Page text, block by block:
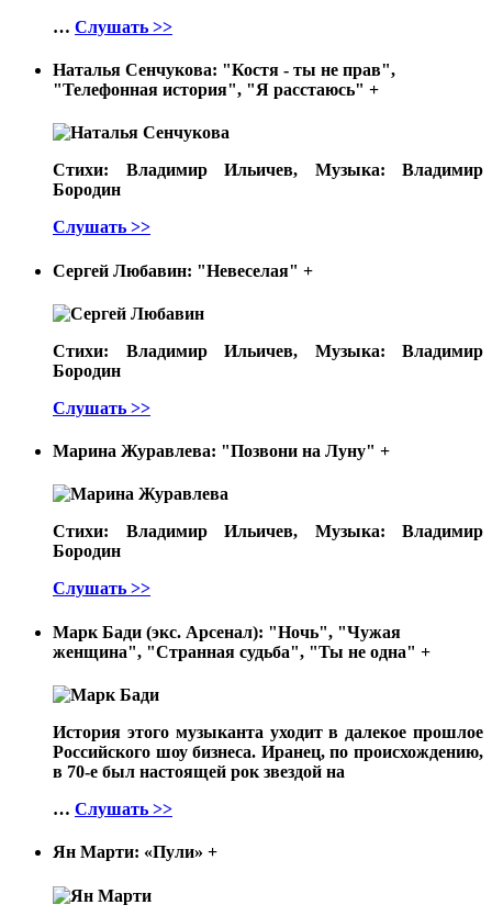
… Слушать >>
Наталья Сенчукова: "Костя - ты не прав",
"Телефонная история", "Я расстаюсь" +
Стихи: Владимир Ильичев, Музыка: Владимир
Бородин
Слушать >>
Сергей Любавин: "Невеселая" +
Стихи: Владимир Ильичев, Музыка: Владимир
Бородин
Слушать >>
Марина Журавлева: "Позвони на Луну" +
Стихи: Владимир Ильичев, Музыка: Владимир
Бородин
Слушать >>
Марк Бади (экс. Арсенал): "Ночь", "Чужая
женщина", "Странная судьба", "Ты не одна" +
История этого музыканта уходит в далекое прошлое
Российского шоу бизнеса. Иранец, по происхождению,
в 70-е был настоящей рок звездой на
… Слушать >>
Ян Марти: «Пули» +